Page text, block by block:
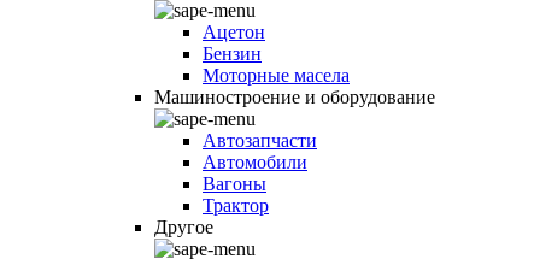
Ацетон
Бензин
Моторные масела
Машиностроение и оборудование
Автозапчасти
Автомобили
Вагоны
Трактор
Другое